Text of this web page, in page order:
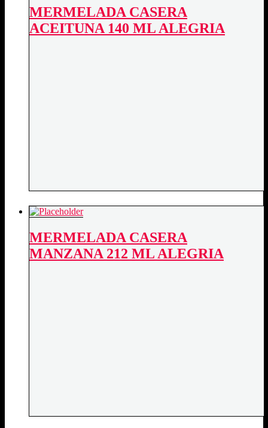
MERMELADA CASERA
ACEITUNA 140 ML ALEGRIA
MERMELADA CASERA
MANZANA 212 ML ALEGRIA